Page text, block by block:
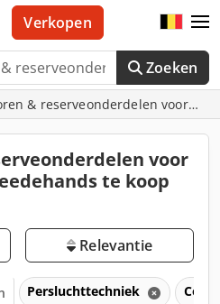
Zoeken
Verkopen
& reserveonderdelen voor
voor
te koop
Relevantie
Persluchttechniek